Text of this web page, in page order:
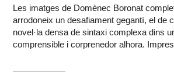
Les imatges de Domènec Boronat
arrodoneix un desafiament gegantí, el de
novel·la densa de sintaxi complexa dins
comprensible i corprenedor alhora.